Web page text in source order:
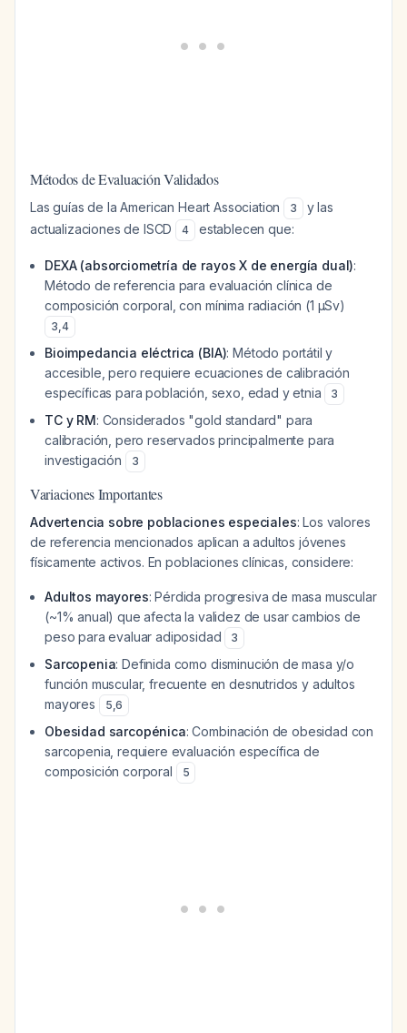
Métodos de Evaluación Validados
Las guías de la American Heart Association 3
y las
actualizaciones de ISCD
4 establecen que:
DEXA (absorciometría de rayos X de energía dual):
Método de referencia para evaluación clínica de
composición corporal, con mínima radiación (1 μSv)
3,4
Bioimpedancia eléctrica (BIA): Método portátil y
accesible, pero requiere ecuaciones de calibración
específicas para población, sexo, edad y etnia
3
TC y RM: Considerados "gold standard" para
calibración, pero reservados principalmente para
investigación
3
Variaciones Importantes
Advertencia sobre poblaciones especiales: Los valores
de referencia mencionados aplican a adultos jóvenes
físicamente activos. En poblaciones clínicas, considere:
Adultos mayores: Pérdida progresiva de masa muscular
(~1% anual) que afecta la validez de usar cambios de
peso para evaluar adiposidad
3
Sarcopenia: Definida como disminución de masa y/o
función muscular, frecuente en desnutridos y adultos
mayores
5,6
Obesidad sarcopénica: Combinación de obesidad con
sarcopenia, requiere evaluación específica de
composición corporal
5